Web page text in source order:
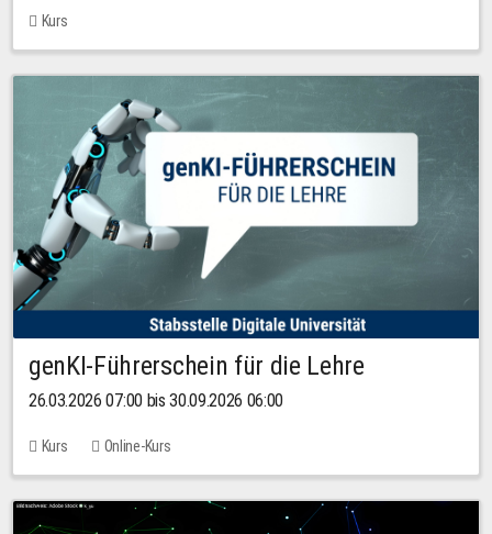
Kurs
genKI-Führerschein für die Lehre
26.03.2026 07:00 bis 30.09.2026 06:00
Kurs Online-Kurs